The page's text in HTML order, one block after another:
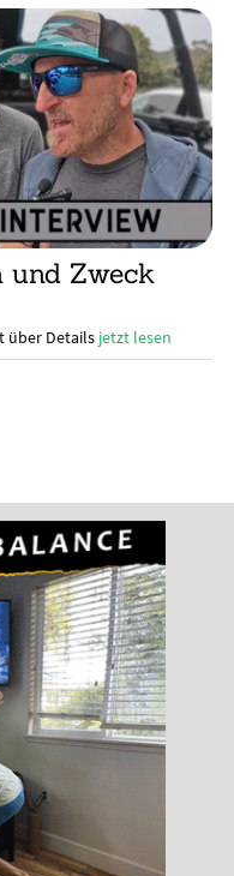
und Zweck
über Details jetzt lesen